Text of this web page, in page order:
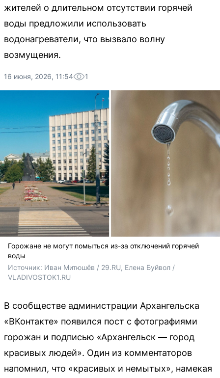
жителей о длительном отсутствии горячей
воды предложили использовать
водонагреватели, что вызвало волну
возмущения.
16 июня, 2026, 11:54 1
Горожане не могут помыться из-за отключений горячей
воды
Источник: Иван Митюшёв / 29.RU, Елена Буйвол /
VLADIVOSTOK1.RU
В сообществе администрации Архангельска
«ВКонтакте» появился пост с фотографиями
горожан и подписью «Архангельск — город
красивых людей». Один из комментаторов
напомнил, что «красивых и немытых», намекая